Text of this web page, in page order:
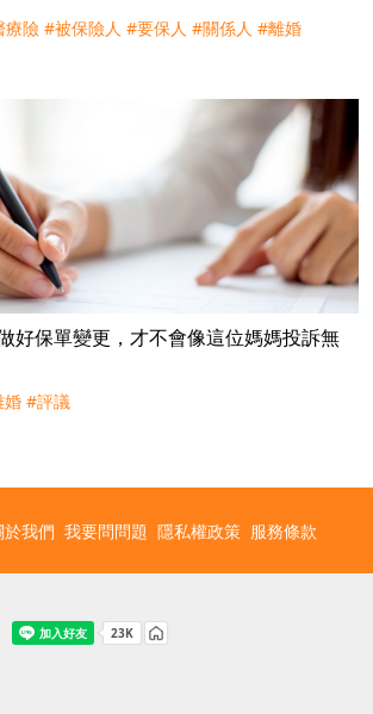
療險 #被保險人 #要保人 #關係人 #離婚
好保單變更，才不會像這位媽媽投訴無
婚 #評議
於我們 我要問問題 隱私權政策 服務條款